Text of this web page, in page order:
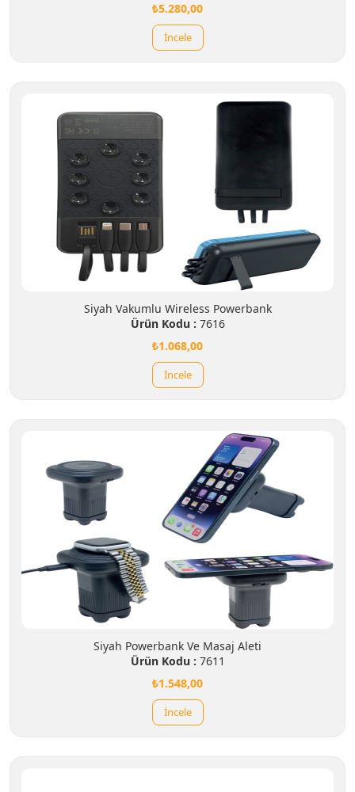
₺5.280,00
İncele
Siyah Vakumlu Wireless Powerbank
Ürün Kodu : 7616
₺1.068,00
İncele
Siyah Powerbank Ve Masaj Aleti
Ürün Kodu : 7611
₺1.548,00
İncele